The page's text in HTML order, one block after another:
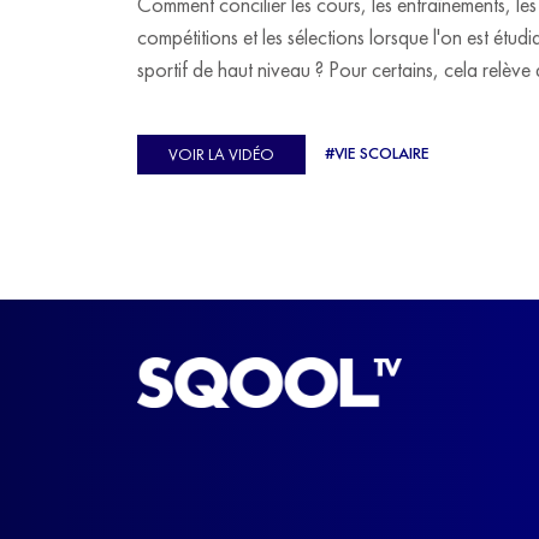
compétitions et les sélections lorsque l'on est
sportif de haut niveau ? Pour certains, cela relève
Ulysse Soriano, vice-champion d'Europe de
ball, qui a failli abandonner ses études avant de
VOIR LA VIDÉO #VIE SCOLAIRE